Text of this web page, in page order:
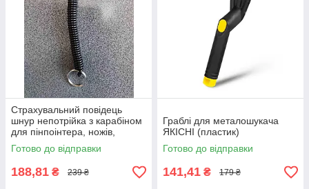
Страхувальний повідець
шнур непотрійка з карабіном
для пінпоінтера, ножів,
ліхтарів, рацій, ключів
Готово до відправки
188,81 ₴ 239 ₴
Граблі для металошукача
ЯКІСНІ (пластик)
Готово до відправки
141,41 ₴ 179 ₴